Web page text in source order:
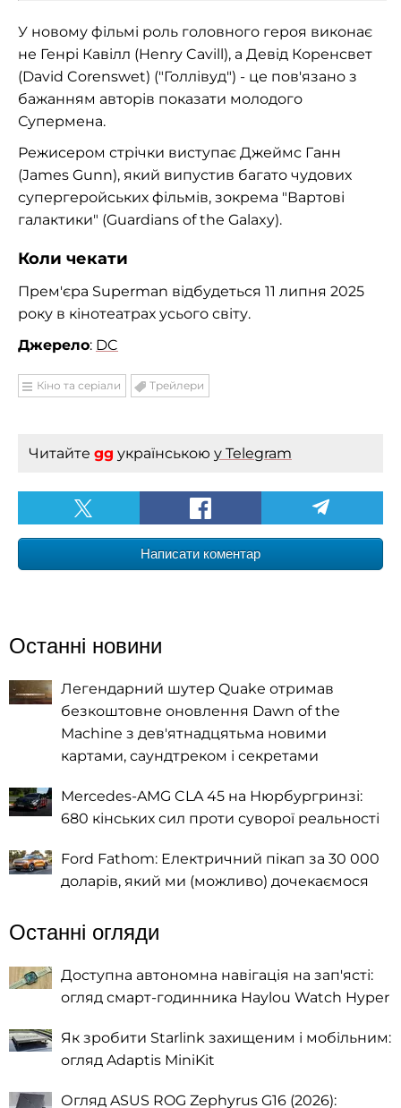
У новому фільмі роль головного героя виконає
не Генрі Кавілл (Henry Cavill), а Девід Коренсвет
(David Corenswet) ("Голлівуд") - це пов'язано з
бажанням авторів показати молодого
Супермена.
Режисером стрічки виступає Джеймс Ганн
(James Gunn), який випустив багато чудових
супергеройських фільмів, зокрема "Вартові
галактики" (Guardians of the Galaxy).
Коли чекати
Прем'єра Superman відбудеться 11 липня 2025
року в кінотеатрах усього світу.
Джерело: DC
Кіно та серіали Трейлери
Читайте gg українською у Telegram
Написати коментар
Останні новини
Легендарний шутер Quake отримав
безкоштовне оновлення Dawn of the
Machine з дев'ятнадцятьма новими
картами, саундтреком і секретами
Mercedes-AMG CLA 45 на Нюрбургринзі:
680 кінських сил проти суворої реальності
Ford Fathom: Електричний пікап за 30 000
доларів, який ми (можливо) дочекаємося
Останні огляди
Доступна автономна навігація на зап'ясті:
огляд смарт-годинника Haylou Watch Hyper
Як зробити Starlink захищеним і мобільним:
огляд Adaptis MiniKit
Огляд ASUS ROG Zephyrus G16 (2026):